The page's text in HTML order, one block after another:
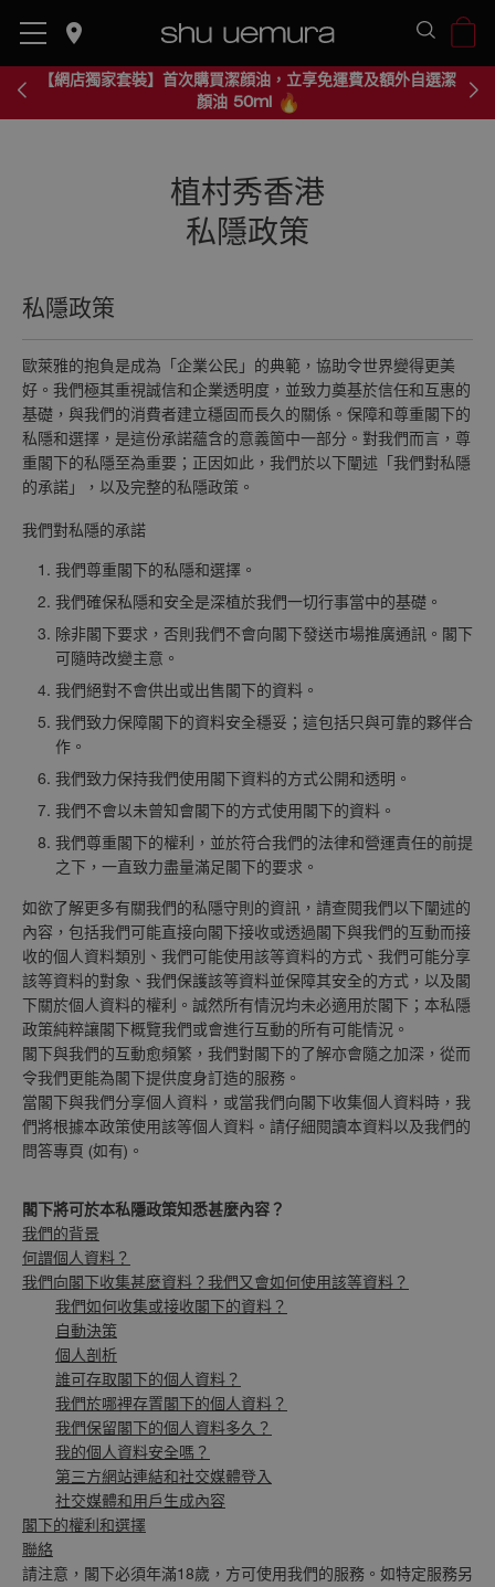
place
place
【網店獨家套裝】首次購買潔顔油，立享免運費及額外自選潔
顏油 50ml
植村秀香港
私隱政策
私隱政策
歐萊雅的抱負是成為「企業公民」的典範，協助令世界變得更美
好。我們極其重視誠信和企業透明度，並致力奠基於信任和互惠的
基礎，與我們的消費者建立穩固而長久的關係。保障和尊重閣下的
私隱和選擇，是這份承諾蘊含的意義箇中一部分。對我們而言，尊
重閣下的私隱至為重要；正因如此，我們於以下闡述「我們對私隱
的承諾」，以及完整的私隱政策。
我們對私隱的承諾
我們尊重閣下的私隱和選擇。
我們確保私隱和安全是深植於我們一切行事當中的基礎。
除非閣下要求，否則我們不會向閣下發送市場推廣通訊。閣下
可隨時改變主意。
我們絕對不會供出或出售閣下的資料。
我們致力保障閣下的資料安全穩妥；這包括只與可靠的夥伴合
作。
我們致力保持我們使用閣下資料的方式公開和透明。
我們不會以未曾知會閣下的方式使用閣下的資料。
我們尊重閣下的權利，並於符合我們的法律和營運責任的前提
之下，一直致力盡量滿足閣下的要求。
如欲了解更多有關我們的私隱守則的資訊，請查閱我們以下闡述的
內容，包括我們可能直接向閣下接收或透過閣下與我們的互動而接
收的個人資料類別、我們可能使用該等資料的方式、我們可能分享
該等資料的對象、我們保護該等資料並保障其安全的方式，以及閣
下關於個人資料的權利。誠然所有情況均未必適用於閣下；本私隱
政策純粹讓閣下概覽我們或會進行互動的所有可能情況。
閣下與我們的互動愈頻繁，我們對閣下的了解亦會隨之加深，從而
令我們更能為閣下提供度身訂造的服務。
當閣下與我們分享個人資料，或當我們向閣下收集個人資料時，我
們將根據本政策使用該等個人資料。請仔細閱讀本資料以及我們的
問答專頁 (如有)。
閣下將可於本私隱政策知悉甚麼內容？
我們的背景
何謂個人資料？
我們向閣下收集甚麼資料？我們又會如何使用該等資料？
我們如何收集或接收閣下的資料？
自動決策
個人剖析
誰可存取閣下的個人資料？
我們於哪裡存置閣下的個人資料？
我們保留閣下的個人資料多久？
我的個人資料安全嗎？
第三方網站連結和社交媒體登入
社交媒體和用戶生成內容
閣下的權利和選擇
聯絡
請注意，閣下必須年滿18歲，方可使用我們的服務。如特定服務另